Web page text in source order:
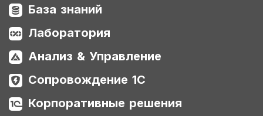
База знаний
Лаборатория
Анализ & Управление
Сопровождение 1С
Корпоративные решения